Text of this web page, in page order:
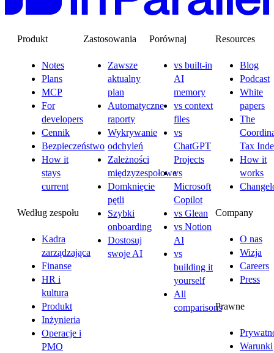
Produkt
Notes
Plans
MCP
For
developers
Cennik
Bezpieczeństwo
How it
stays
current
Według zespołu
Kadra
zarządzająca
Finanse
HR i
kultura
Produkt
Inżynieria
Operacje i
PMO
Zastosowania
Zawsze
aktualny
plan
Automatyczne
raporty
Wykrywanie
odchyleń
Zależności
międzyzespołowe
Domknięcie
pętli
Szybki
onboarding
Dostosuj
swoje AI
Porównaj
vs built-in
AI
memory
vs context
files
vs
ChatGPT
Projects
vs
Microsoft
Copilot
vs Glean
vs Notion
AI
vs
building it
yourself
All
comparisons
Resources
Blog
Podcast
White
papers
The
Tax
How it
works
Company
O nas
Wizja
Careers
Press
Prawne
Warunki